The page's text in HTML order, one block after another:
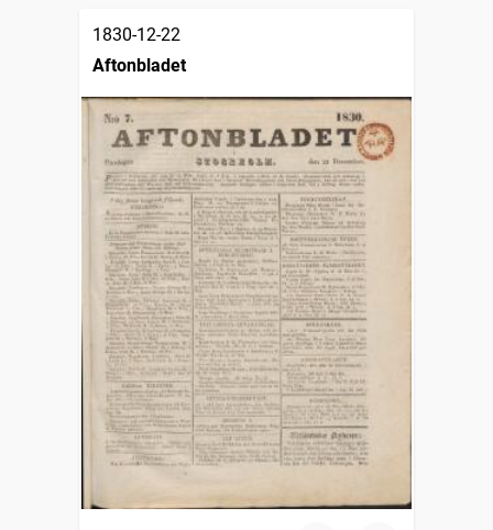
1830-12-22
Aftonbladet